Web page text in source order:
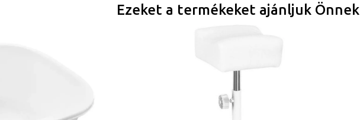
Ezeket a termékeket ajánljuk Önnek